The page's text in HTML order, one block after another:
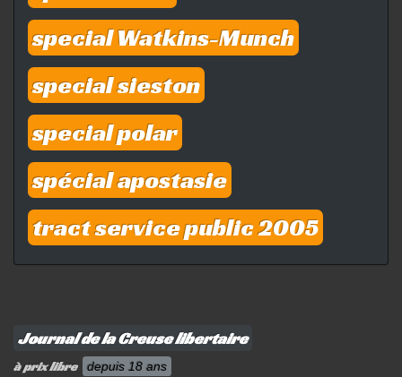
special Watkins-Munch
special sieston
special polar
spécial apostasie
tract service public 2005
Journal de la Creuse libertaire
à prix libre depuis 18 ans